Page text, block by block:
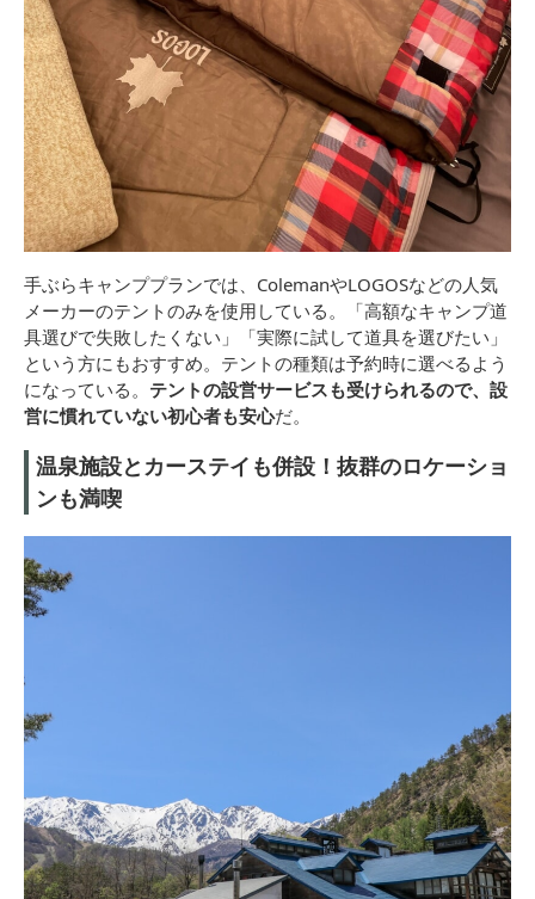
手ぶらキャンププランでは、ColemanやLOGOSなどの人気
メーカーのテントのみを使用している。「高額なキャンプ道
具選びで失敗したくない」「実際に試して道具を選びたい」
という方にもおすすめ。テントの種類は予約時に選べるよう
になっている。 テントの設営サービスも受けられるので、設
営に慣れていない初心者も安心だ。
温泉施設とカーステイも併設！抜群のロケーショ
ンも満喫